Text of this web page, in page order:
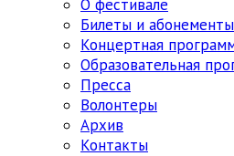
О фестивале
Билеты и абонементы
Концертная
Образовательная
Пресса
Волонтеры
Архив
Контакты